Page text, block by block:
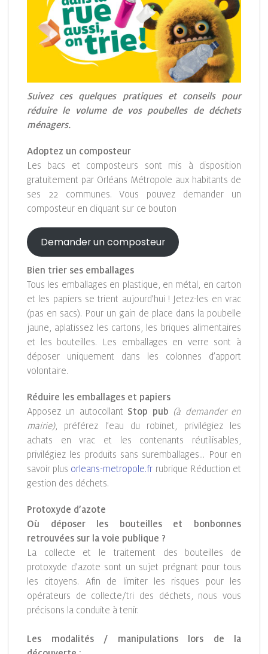
Suivez ces quelques pratiques et conseils pour
réduire le volume de vos poubelles de déchets
ménagers.
Adoptez un composteur
Les bacs et composteurs sont mis à disposition
gratuitement par Orléans Métropole aux habitants de
ses 22 communes. Vous pouvez demander un
composteur en cliquant sur ce bouton
Demander un composteur
Bien trier ses emballages
Tous les emballages en plastique, en métal, en carton
et les papiers se trient aujourd’hui ! Jetez-les en vrac
(pas en sacs). Pour un gain de place dans la poubelle
jaune, aplatissez les cartons, les briques alimentaires
et les bouteilles. Les emballages en verre sont à
déposer uniquement dans les colonnes d’apport
volontaire.
Réduire les emballages et papiers
Apposez un autocollant Stop pub (à demander en
mairie), préférez l’eau du robinet, privilégiez les
achats en vrac et les contenants réutilisables,
privilégiez les produits sans suremballages… Pour en
savoir plus orleans-metropole.fr rubrique Réduction et
gestion des déchets.
Protoxyde d’azote
Où déposer les bouteilles et bonbonnes
retrouvées sur la voie publique ?
La collecte et le traitement des bouteilles de
protoxyde d’azote sont un sujet prégnant pour tous
les citoyens. Afin de limiter les risques pour les
opérateurs de collecte/tri des déchets, nous vous
précisons la conduite à tenir.
Les modalités / manipulations lors de la